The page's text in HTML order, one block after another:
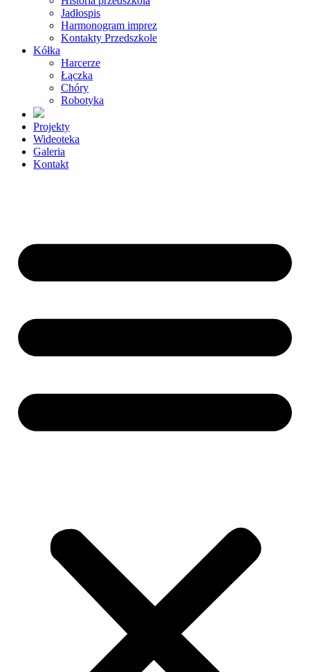
Jadłospis
Harmonogram imprez
Kontakty Przedszkole
Kółka
Harcerze
Łączka
Chóry
Robotyka
Projekty
Wideoteka
Galeria
Kontakt